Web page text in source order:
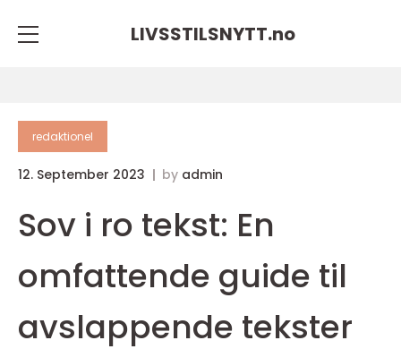
LIVSSTILSNYTT.no
redaktionel
12. September 2023 by admin
Sov i ro tekst: En
omfattende guide til
avslappende tekster